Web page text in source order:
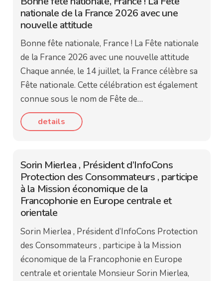
nationale de la France 2026 avec une
nouvelle attitude
Bonne fête nationale, France ! La Fête nationale
de la France 2026 avec une nouvelle attitude
Chaque année, le 14 juillet, la France célèbre sa
Fête nationale. Cette célébration est également
connue sous le nom de Fête de…
details
Sorin Mierlea , Président d’InfoCons
Protection des Consommateurs , participe
à la Mission économique de la
Francophonie en Europe centrale et
orientale
Sorin Mierlea , Président d’InfoCons Protection
des Consommateurs , participe à la Mission
économique de la Francophonie en Europe
centrale et orientale Monsieur Sorin Mierlea,